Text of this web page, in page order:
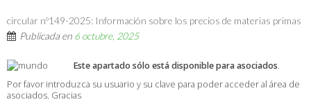
circular nº149-2025: Información sobre los precios de materias primas
Publicada en 6 octubre, 2025
Este apartado sólo está disponible para asociados.
Por favor introduzca su usuario y su clave para poder acceder al área de
asociados. Gracias